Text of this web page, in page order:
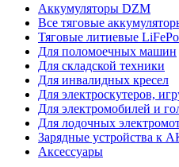
Аккумуляторы DZM
Все тяговые
Тяговые литиевые
Для поломоечных машин
Для складской техники
Для инвалидных кресел
Для электроскутеров,
Для электромобилей и
Для лодочных
Зарядные устройства к
Аксессуары